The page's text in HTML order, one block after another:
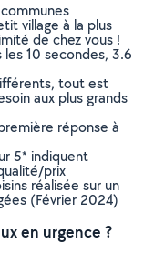
village à la plus
de chez vous !
10 secondes, 3.6
tout est
aux plus grands
réponse à
5* indiquent
prix
réalisée sur un
(Février 2024)
en urgence ?